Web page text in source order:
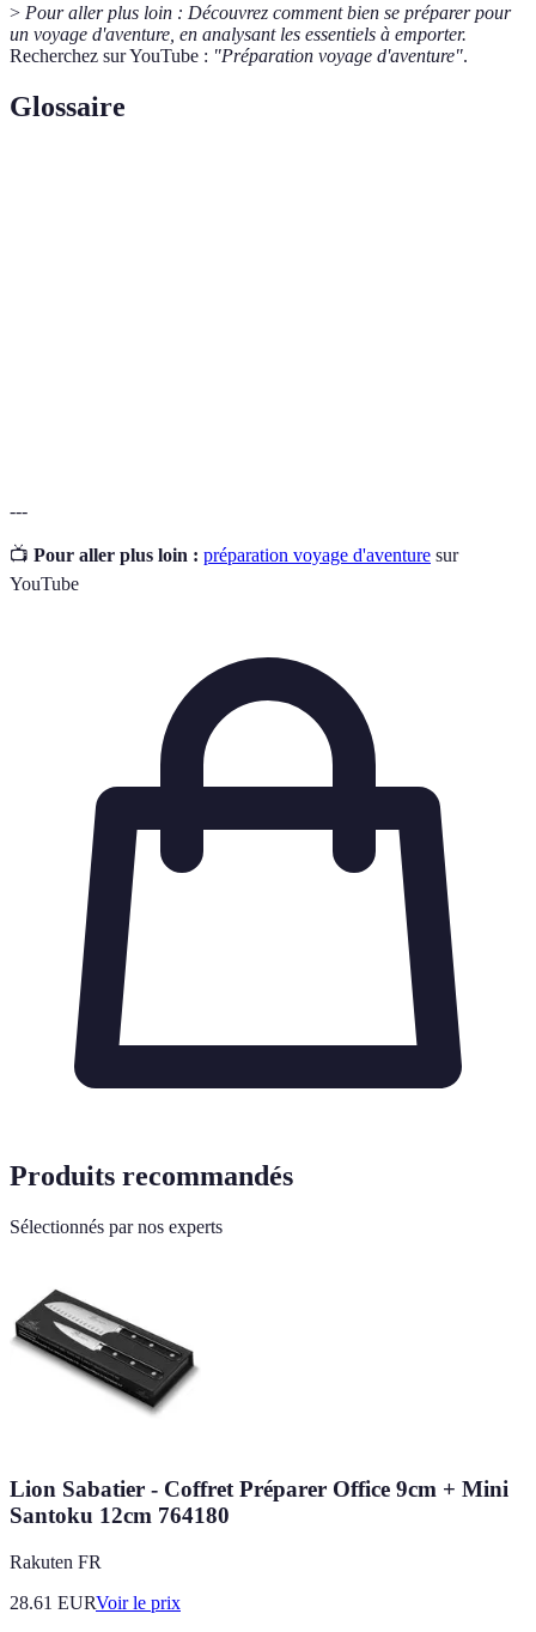
> Pour aller plus loin : Découvrez comment bien se préparer pour
un voyage d'aventure, en analysant les essentiels à emporter.
Recherchez sur YouTube : "Préparation voyage d'aventure".
Glossaire
---
📺 Pour aller plus loin : préparation voyage d'aventure sur
YouTube
Produits recommandés
Sélectionnés par nos experts
Lion Sabatier - Coffret Préparer Office 9cm + Mini
Santoku 12cm 764180
Rakuten FR
28.61 EURVoir le prix